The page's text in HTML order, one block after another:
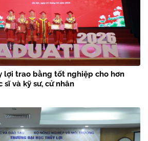
lợi trao bằng tốt nghiệp cho hơn
sĩ và kỹ sư, cử nhân